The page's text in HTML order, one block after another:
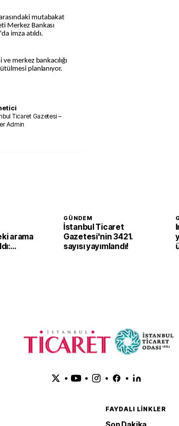
mutabakat
Merkez Bankası
imza atıldı.
merkez bankacılığı
planlanıyor.
Ticaret Gazetesi –
Admin
arama
GÜNDEM
İstanbul Ticaret
Gazetesi'nin 3421.
sayısı yayımlandı!
• • • •
FAYDALI LINKLER